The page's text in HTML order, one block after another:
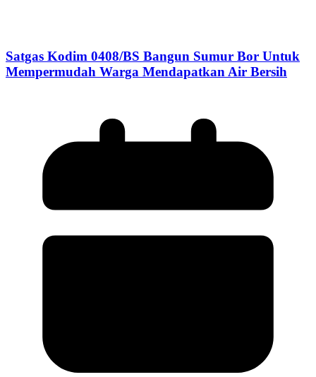
Satgas Kodim 0408/BS Bangun Sumur Bor Untuk
Mempermudah Warga Mendapatkan Air Bersih